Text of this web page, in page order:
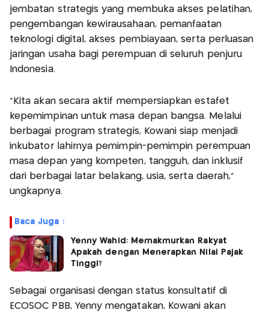
jembatan strategis yang membuka akses pelatihan,
pengembangan kewirausahaan, pemanfaatan
teknologi digital, akses pembiayaan, serta perluasan
jaringan usaha bagi perempuan di seluruh penjuru
Indonesia.
“Kita akan secara aktif mempersiapkan estafet
kepemimpinan untuk masa depan bangsa. Melalui
berbagai program strategis, Kowani siap menjadi
inkubator lahirnya pemimpin-pemimpin perempuan
masa depan yang kompeten, tangguh, dan inklusif
dari berbagai latar belakang, usia, serta daerah,”
ungkapnya.
Baca Juga :
Yenny Wahid: Memakmurkan Rakyat
Apakah dengan Menerapkan Nilai Pajak
Tinggi?
Sebagai organisasi dengan status konsultatif di
ECOSOC PBB, Yenny mengatakan, Kowani akan